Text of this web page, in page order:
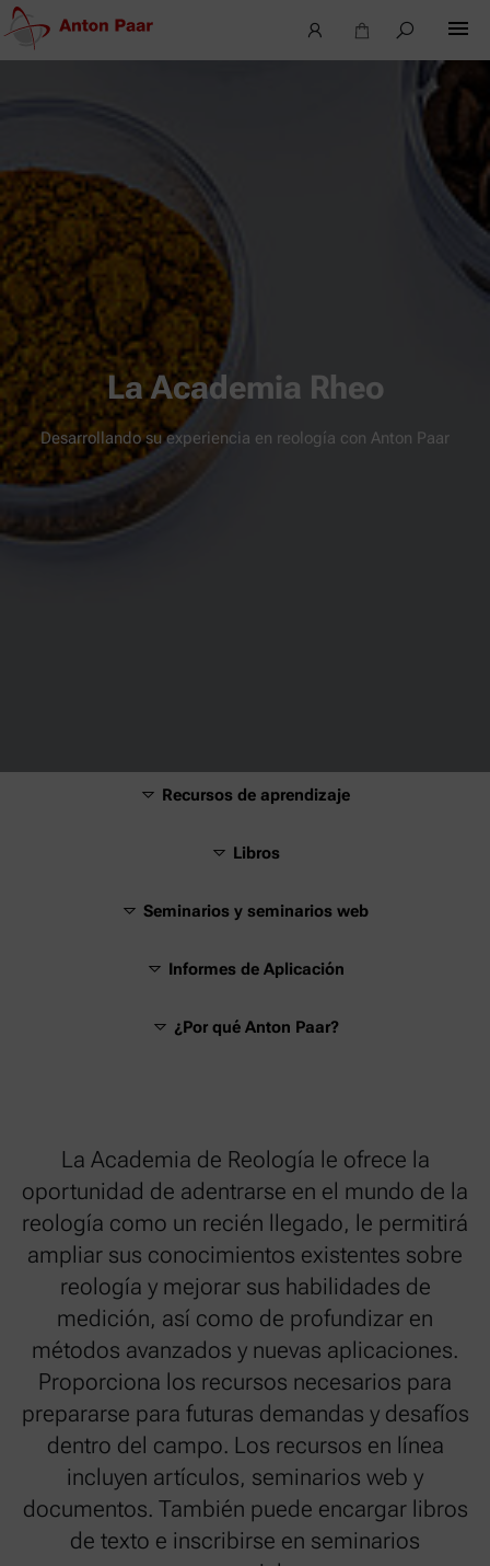
La Academia Rheo
Desarrollando su experiencia en reología con Anton Paar
Recursos de aprendizaje
Libros
Seminarios y seminarios web
Informes de Aplicación
¿Por qué Anton Paar?
La Academia de Reología le ofrece la
oportunidad de adentrarse en el mundo de la
reología como un recién llegado, le permitirá
ampliar sus conocimientos existentes sobre
reología y mejorar sus habilidades de
medición, así como de profundizar en
métodos avanzados y nuevas aplicaciones.
Proporciona los recursos necesarios para
prepararse para futuras demandas y desafíos
dentro del campo. Los recursos en línea
incluyen artículos, seminarios web y
documentos. También puede encargar libros
de texto e inscribirse en seminarios